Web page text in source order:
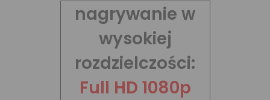
nagrywanie w
wysokiej
rozdzielczości:
Full HD 1080p